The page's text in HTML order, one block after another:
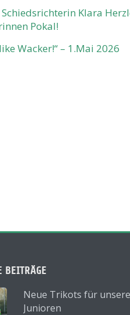
Schiedsrichterin Klara
Pokal!
Wacker!“ – 1.Mai 2026
BEITRÄGE
Neue Trikots für
Junioren